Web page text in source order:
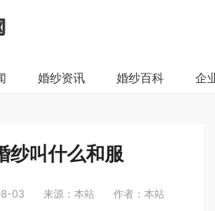
婚纱资讯 婚纱百科 企
纱叫什么和服
03 来源：本站 作者：本站